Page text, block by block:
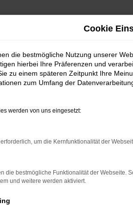
Cookie
die bestmögliche Nutzung unserer
hierbei Ihre Präferenzen und
zu einem späteren Zeitpunkt Ihre
zum Umfang der
werden von uns eingesetzt:
um die Kernfunktionalität der
die bestmögliche Funktionalität der Webseite.
und weitere werden aktiviert.